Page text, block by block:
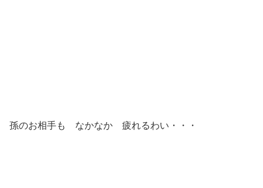
孫のお相手も なかなか 疲れるわい・・・